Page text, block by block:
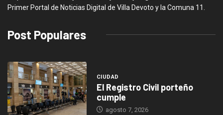
Primer Portal de Noticias Digital de Villa Devoto y la Comuna 11.
Post Populares
CIUDAD
El Registro Civil porteño
cumple
agosto 7, 2026